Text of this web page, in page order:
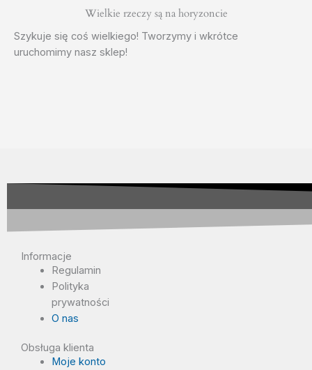
Wielkie rzeczy są na horyzoncie
Szykuje się coś wielkiego! Tworzymy i wkrótce
uruchomimy nasz sklep!
Informacje
Regulamin
Polityka
prywatności
O nas
Obsługa klienta
Moje konto